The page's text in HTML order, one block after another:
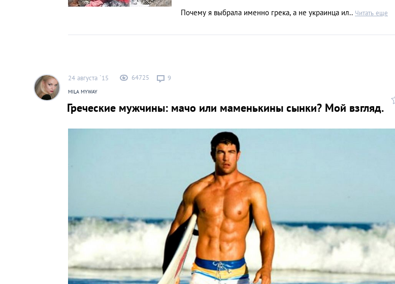
Почему я выбрала именно грека, а не украинца ил.. Читать еще
MILA MYWAY
24 августа `15 64725 9
Греческие мужчины: мачо или маменькины сынки? Мой взгляд.